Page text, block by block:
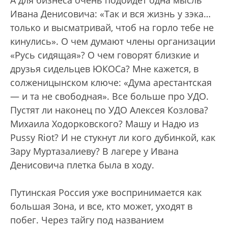
Ивана Денисовича: «Так и вся жизнь у зэка…
только и высматривай, чтоб на горло тебе не
кинулись». О чем думают члены организации
«Русь сидящая»? О чем говорят близкие и
друзья сидельцев ЮКОСа? Мне кажется, в
солженицынском ключе: «Дума арестантская
— и та не свободная». Все больше про УДО.
Пустят ли наконец по УДО Алексея Козлова?
Михаила Ходорковского? Машу и Надю из
Pussy Riot? И не стукнут ли кого дубинкой, как
Зару Муртазалиеву? В лагере у Ивана
Денисовича плетка была в ходу.
Путинская Россия уже воспринимается как
большая Зона, и все, кто может, уходят в
побег. Через тайгу под названием